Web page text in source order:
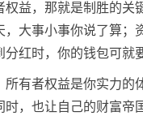
益，那就是制胜的
大事小事你说了算
红时，你的钱包可就
有者权益是你实力
，也让自己的财富帝